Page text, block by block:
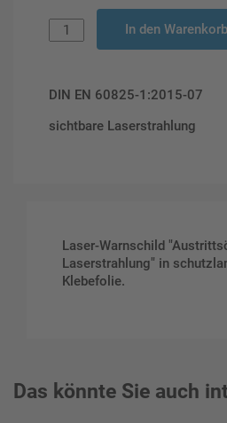
In den Warenkorb
DIN EN 60825-1:2015-07
sichtbare Laserstrahlung
Laser-Warnschild
Laserstrahlung" in
Klebefolie.
Das könnte Sie auch